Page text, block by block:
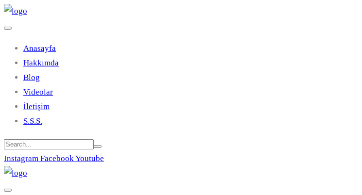
Anasayfa
Hakkımda
Blog
Videolar
İletişim
S.S.S.
Instagram FacebookYoutube